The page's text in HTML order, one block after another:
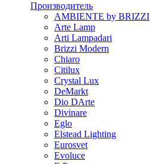
Производитель
AMBIENTE by BRIZZI
Arte Lamp
Arti Lampadari
Brizzi Modern
Chiaro
Citilux
Crystal Lux
DeMarkt
Dio DArte
Divinare
Eglo
Elstead Lighting
Eurosvet
Evoluce